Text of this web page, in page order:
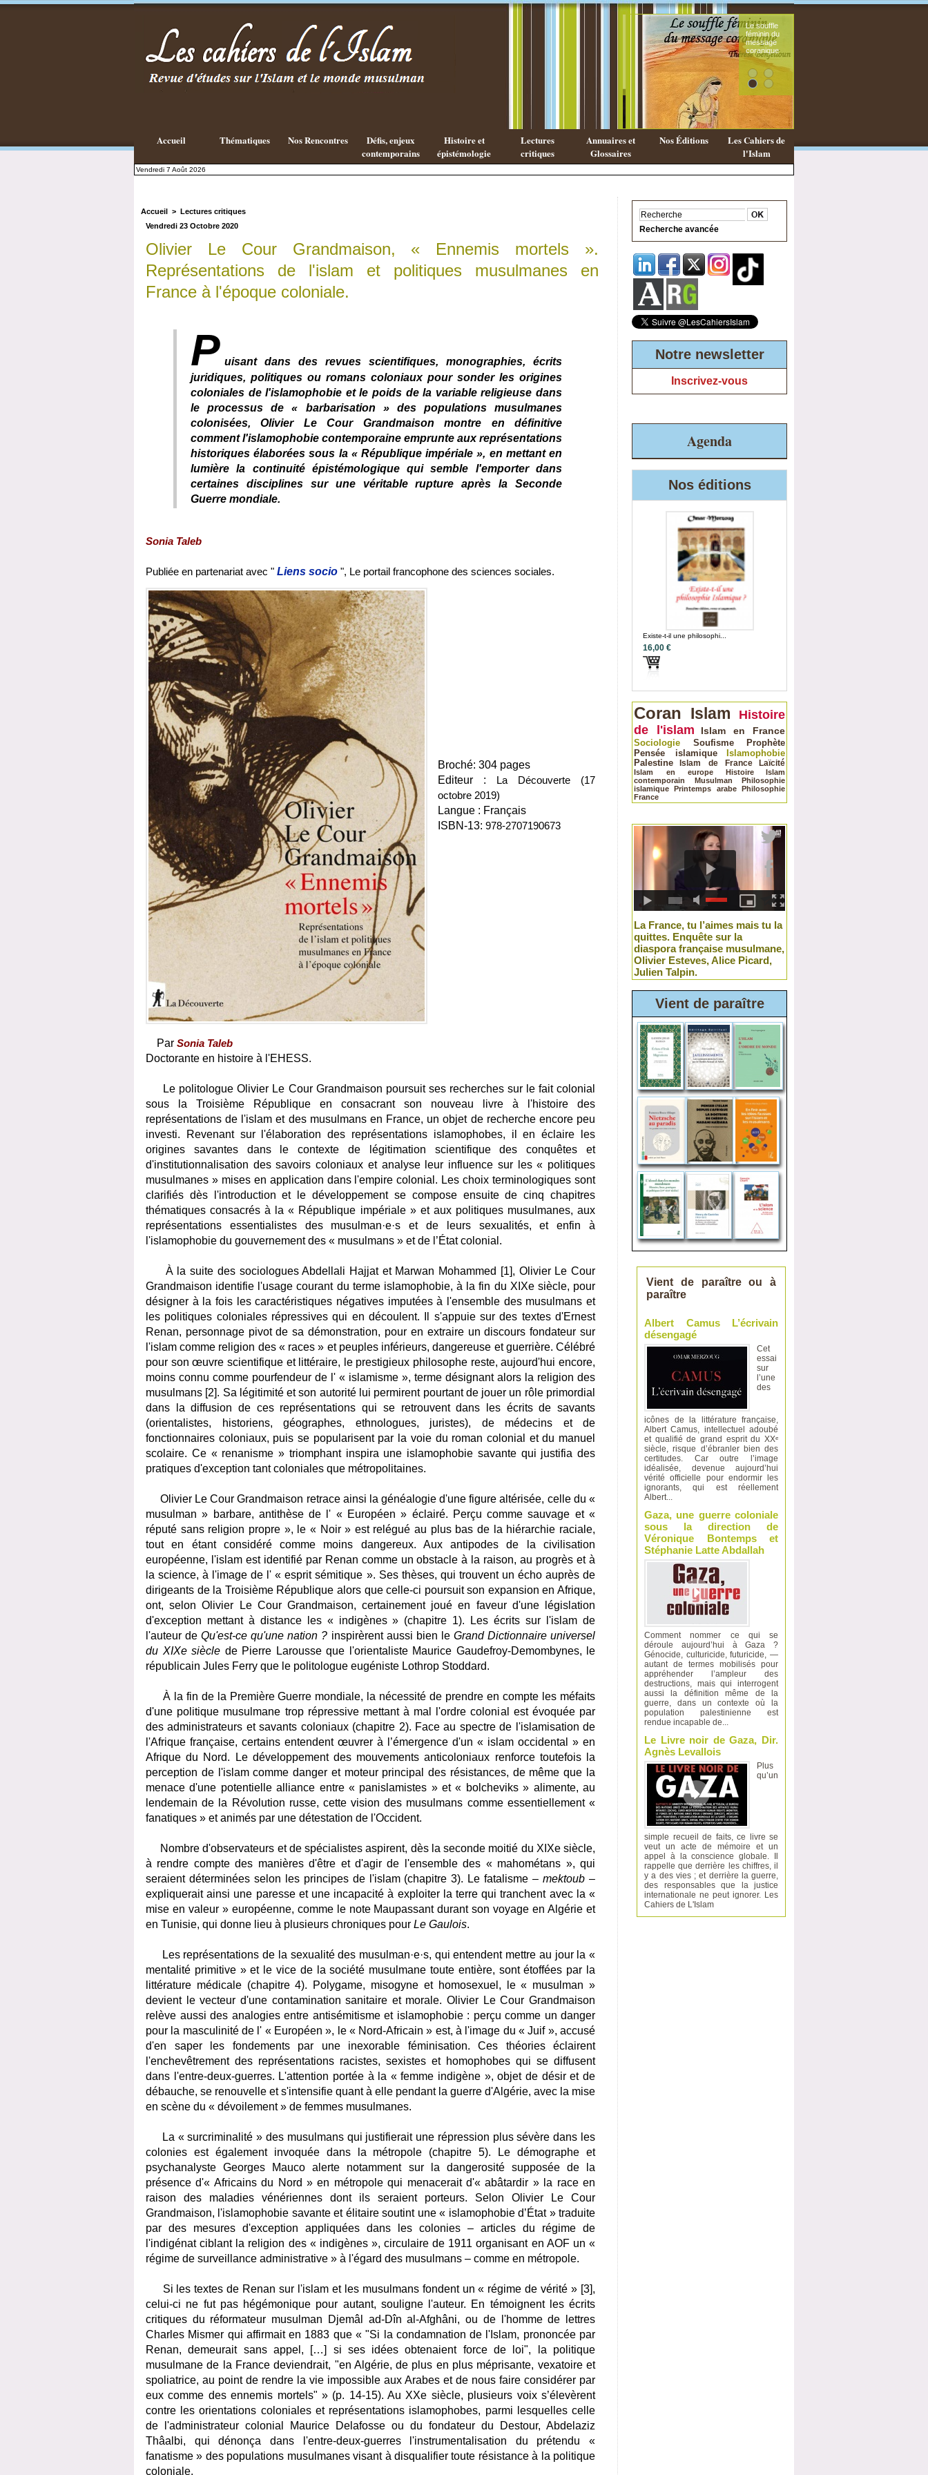
Existe-t-il
une
philosophie
Islamique ?
Le souffle
féminin du
message
coranique
Accueil Thématiques Nos Rencontres
Défis, enjeux
contemporains
Histoire et
épistémologie
Lectures
critiques
Annuaires et
Glossaires
Nos Éditions
Les Cahiers de
l'Islam
Vendredi 7 Août 2026
Accueil > Lectures critiques
Vendredi 23 Octobre 2020
Olivier Le Cour Grandmaison, « Ennemis mortels ».
Représentations de l'islam et politiques musulmanes en
France à l'époque coloniale.
P uisant dans des revues scientifiques, monographies, écrits
juridiques, politiques ou romans coloniaux pour sonder les origines
coloniales de l'islamophobie et le poids de la variable religieuse dans
le processus de « barbarisation » des populations musulmanes
colonisées, Olivier Le Cour Grandmaison montre en définitive
comment l'islamophobie contemporaine emprunte aux représentations
historiques élaborées sous la « République impériale », en mettant en
lumière la continuité épistémologique qui semble l'emporter dans
certaines disciplines sur une véritable rupture après la Seconde
Guerre mondiale.
Sonia Taleb
Publiée en partenariat avec " Liens socio ", Le portail francophone des sciences sociales.
Broché: 304 pages
Editeur : La Découverte (17
octobre 2019)
Langue : Français
ISBN-13: 978-2707190673
Par Sonia Taleb
Doctorante en histoire à l'EHESS.
Le politologue Olivier Le Cour Grandmaison poursuit ses recherches sur le fait colonial
sous la Troisième République en consacrant son nouveau livre à l'histoire des
représentations de l'islam et des musulmans en France, un objet de recherche encore peu
investi. Revenant sur l'élaboration des représentations islamophobes, il en éclaire les
origines savantes dans le contexte de légitimation scientifique des conquêtes et
d'institutionnalisation des savoirs coloniaux et analyse leur influence sur les « politiques
musulmanes » mises en application dans l'empire colonial. Les choix terminologiques sont
clarifiés dès l'introduction et le développement se compose ensuite de cinq chapitres
thématiques consacrés à la « République impériale » et aux politiques musulmanes, aux
représentations essentialistes des musulman·e·s et de leurs sexualités, et enfin à
l'islamophobie du gouvernement des « musulmans » et de l’État colonial.
À la suite des sociologues Abdellali Hajjat et Marwan Mohammed [1], Olivier Le Cour
Grandmaison identifie l'usage courant du terme islamophobie, à la fin du XIXe siècle, pour
désigner à la fois les caractéristiques négatives imputées à l'ensemble des musulmans et
les politiques coloniales répressives qui en découlent. Il s'appuie sur des textes d'Ernest
Renan, personnage pivot de sa démonstration, pour en extraire un discours fondateur sur
l'islam comme religion des « races » et peuples inférieurs, dangereuse et guerrière. Célébré
pour son œuvre scientifique et littéraire, le prestigieux philosophe reste, aujourd'hui encore,
moins connu comme pourfendeur de l' « islamisme », terme désignant alors la religion des
musulmans [2]. Sa légitimité et son autorité lui permirent pourtant de jouer un rôle primordial
dans la diffusion de ces représentations qui se retrouvent dans les écrits de savants
(orientalistes, historiens, géographes, ethnologues, juristes), de médecins et de
fonctionnaires coloniaux, puis se popularisent par la voie du roman colonial et du manuel
scolaire. Ce « renanisme » triomphant inspira une islamophobie savante qui justifia des
pratiques d'exception tant coloniales que métropolitaines.
Olivier Le Cour Grandmaison retrace ainsi la généalogie d'une figure altérisée, celle du «
musulman » barbare, antithèse de l' « Européen » éclairé. Perçu comme sauvage et «
réputé sans religion propre », le « Noir » est relégué au plus bas de la hiérarchie raciale,
tout en étant considéré comme moins dangereux. Aux antipodes de la civilisation
européenne, l'islam est identifié par Renan comme un obstacle à la raison, au progrès et à
la science, à l'image de l' « esprit sémitique ». Ses thèses, qui trouvent un écho auprès de
dirigeants de la Troisième République alors que celle-ci poursuit son expansion en Afrique,
ont, selon Olivier Le Cour Grandmaison, certainement joué en faveur d'une législation
d'exception mettant à distance les « indigènes » (chapitre 1). Les écrits sur l'islam de
l'auteur deQu'est-ce qu'une nation ? inspirèrent aussi bien le Grand Dictionnaire universel
du XIXe siècle de Pierre Larousse que l'orientaliste Maurice Gaudefroy-Demombynes, le
républicain Jules Ferry que le politologue eugéniste Lothrop Stoddard.
À la fin de la Première Guerre mondiale, la nécessité de prendre en compte les méfaits
d'une politique musulmane trop répressive mettant à mal l'ordre colonial est évoquée par
des administrateurs et savants coloniaux (chapitre 2). Face au spectre de l'islamisation de
l'Afrique française, certains entendent œuvrer à l’émergence d'un « islam occidental » en
Afrique du Nord. Le développement des mouvements anticoloniaux renforce toutefois la
perception de l'islam comme danger et moteur principal des résistances, de même que la
menace d'une potentielle alliance entre « panislamistes » et « bolcheviks » alimente, au
lendemain de la Révolution russe, cette vision des musulmans comme essentiellement «
fanatiques » et animés par une détestation de l'Occident.
Nombre d'observateurs et de spécialistes aspirent, dès la seconde moitié du XIXe siècle,
à rendre compte des manières d'être et d'agir de l'ensemble des « mahométans », qui
seraient déterminées selon les principes de l'islam (chapitre 3). Le fatalisme –mektoub –
expliquerait ainsi une paresse et une incapacité à exploiter la terre qui tranchent avec la «
mise en valeur » européenne, comme le note Maupassant durant son voyage en Algérie et
en Tunisie, qui donne lieu à plusieurs chroniques pour Le Gaulois.
Les représentations de la sexualité des musulman·e·s, qui entendent mettre au jour la «
mentalité primitive » et le vice de la société musulmane toute entière, sont étoffées par la
littérature médicale (chapitre 4). Polygame, misogyne et homosexuel, le « musulman »
devient le vecteur d'une contamination sanitaire et morale. Olivier Le Cour Grandmaison
relève aussi des analogies entre antisémitisme et islamophobie : perçu comme un danger
pour la masculinité de l' « Européen », le « Nord-Africain » est, à l'image du « Juif », accusé
d'en saper les fondements par une inexorable féminisation. Ces théories éclairent
l'enchevêtrement des représentations racistes, sexistes et homophobes qui se diffusent
dans l'entre-deux-guerres. L'attention portée à la « femme indigène », objet de désir et de
débauche, se renouvelle et s'intensifie quant à elle pendant la guerre d'Algérie, avec la mise
en scène du « dévoilement » de femmes musulmanes.
La « surcriminalité » des musulmans qui justifierait une répression plus sévère dans les
colonies est également invoquée dans la métropole (chapitre 5). Le démographe et
psychanalyste Georges Mauco alerte notamment sur la dangerosité supposée de la
présence d'« Africains du Nord » en métropole qui menacerait d'« abâtardir » la race en
raison des maladies vénériennes dont ils seraient porteurs. Selon Olivier Le Cour
Grandmaison, l'islamophobie savante et élitaire soutint une « islamophobie d’État » traduite
par des mesures d'exception appliquées dans les colonies – articles du régime de
l'indigénat ciblant la religion des « indigènes », circulaire de 1911 organisant en AOF un «
régime de surveillance administrative » à l'égard des musulmans – comme en métropole.
Si les textes de Renan sur l'islam et les musulmans fondent un « régime de vérité » [3],
celui-ci ne fut pas hégémonique pour autant, souligne l'auteur. En témoignent les écrits
critiques du réformateur musulman Djemâl ad-Dîn al-Afghâni, ou de l'homme de lettres
Charles Mismer qui affirmait en 1883 que « "Si la condamnation de l'Islam, prononcée par
Renan, demeurait sans appel, […] si ses idées obtenaient force de loi", la politique
musulmane de la France deviendrait, "en Algérie, de plus en plus méprisante, vexatoire et
spoliatrice, au point de rendre la vie impossible aux Arabes et de nous faire considérer par
eux comme des ennemis mortels" » (p. 14-15). Au XXe siècle, plusieurs voix s’élevèrent
contre les orientations coloniales et représentations islamophobes, parmi lesquelles celle
de l'administrateur colonial Maurice Delafosse ou du fondateur du Destour, Abdelaziz
Thâalbi, qui dénonça dans l'entre-deux-guerres l'instrumentalisation du prétendu «
fanatisme » des populations musulmanes visant à disqualifier toute résistance à la politique
coloniale.
Recherche avancée
Notre newsletter
Inscrivez-vous
Agenda
Nos éditions
Existe-t-il une philosophi...
16,00 €
Coran Islam
Histoire
de l'islam
Islam en France
Sociologie Soufisme
Prophète
Pensée islamique
Islamophobie
Palestine Islam de France
Laïcité
Islam en europe
Histoire
Islam
contemporain
Musulman
Philosophie
islamique Printemps arabe Philosophie
France
La France, tu l’aimes mais tu la
quittes. Enquête sur la
diaspora française musulmane,
Olivier Esteves, Alice Picard,
Julien Talpin.
Vient de paraître
Vient de paraître ou à
paraître
Albert Camus L’écrivain
désengagé
Cet
essai
sur
l’une
des
icônes de la littérature française,
Albert Camus, intellectuel adoubé
et qualifié de grand esprit du XXᵉ
siècle, risque d’ébranler bien des
certitudes. Car outre l’image
idéalisée, devenue aujourd’hui
vérité officielle pour endormir les
ignorants, qui est réellement
Albert...
Gaza, une guerre coloniale
sous la direction de
Véronique Bontemps et
Stéphanie Latte Abdallah
Comment nommer ce qui se
déroule aujourd’hui à Gaza ?
Génocide, culturicide, futuricide, —
autant de termes mobilisés pour
appréhender l’ampleur des
destructions, mais qui interrogent
aussi la définition même de la
guerre, dans un contexte où la
population palestinienne est
rendue incapable de...
Le Livre noir de Gaza, Dir.
Agnès Levallois
Plus
qu’un
simple recueil de faits, ce livre se
veut un acte de mémoire et un
appel à la conscience globale. Il
rappelle que derrière les chiffres, il
y a des vies ; et derrière la guerre,
des responsables que la justice
internationale ne peut ignorer. Les
Cahiers de L'Islam